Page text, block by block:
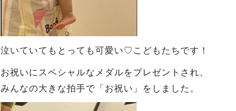
泣いていてもとっても可愛い♡こどもたちです！
お祝いにスペシャルなメダルをプレゼントされ、
みんなの大きな拍手で「お祝い」をしました。